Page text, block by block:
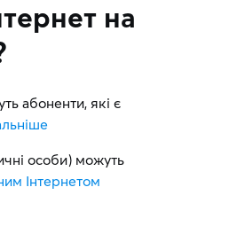
на
абоненти, які є
особи) можуть
Інтернетом